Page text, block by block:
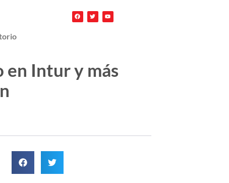
en Intur y más